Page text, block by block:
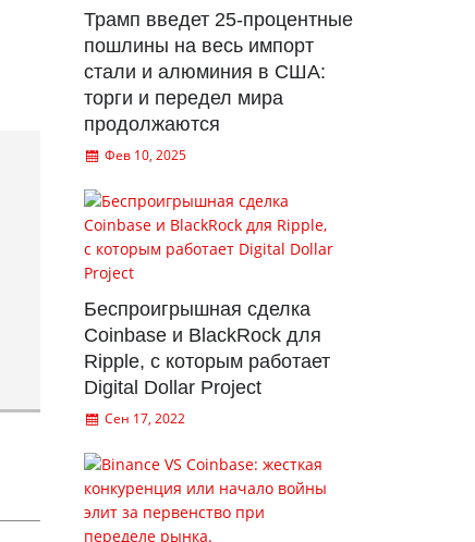
Трамп введет 25-процентные
пошлины на весь импорт
стали и алюминия в США:
торги и передел мира
продолжаются
Фев 10, 2025
Беспроигрышная сделка
Coinbase и BlackRock для
Ripple, с которым работает
Digital Dollar Project
Сен 17, 2022